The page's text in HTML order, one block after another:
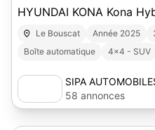
HYUNDAI KONA Kona
Le Bouscat Année 2025
Boîte automatique
4x4 - SUV
SIPA
58 annonces